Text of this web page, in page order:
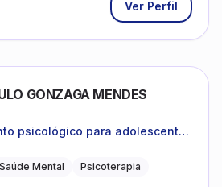
Ver Perfil
GONZAGA MENDES
psicológico para adolescentes
e autoestima.
Saúde Mental Psicoterapia